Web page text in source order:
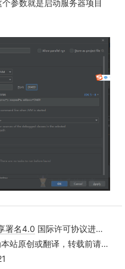
个参数就是启动服务器项目
署名4.0 国际许可协议进行许可
创或翻译，转载前请务必署名